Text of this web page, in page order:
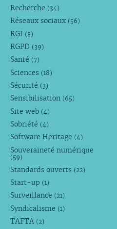
Recherche (34)
Réseaux sociaux (56)
RGI (5)
RGPD (39)
Santé (7)
Sciences (18)
Sécurité (3)
Sensibilisation (65)
Site web (4)
Sobriété (4)
Software Heritage (4)
Souveraineté numérique
(59)
Standards ouverts (22)
Start-up (1)
Surveillance (21)
Syndicalisme (1)
TAFTA (2)